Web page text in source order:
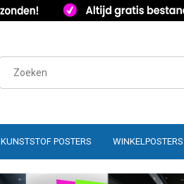
KUNSTSTOF POSTERS WINKELPOSTERS